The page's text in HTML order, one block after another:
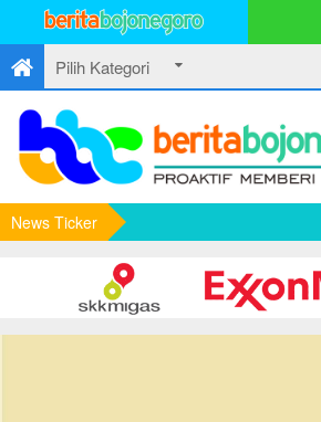
News Ticker